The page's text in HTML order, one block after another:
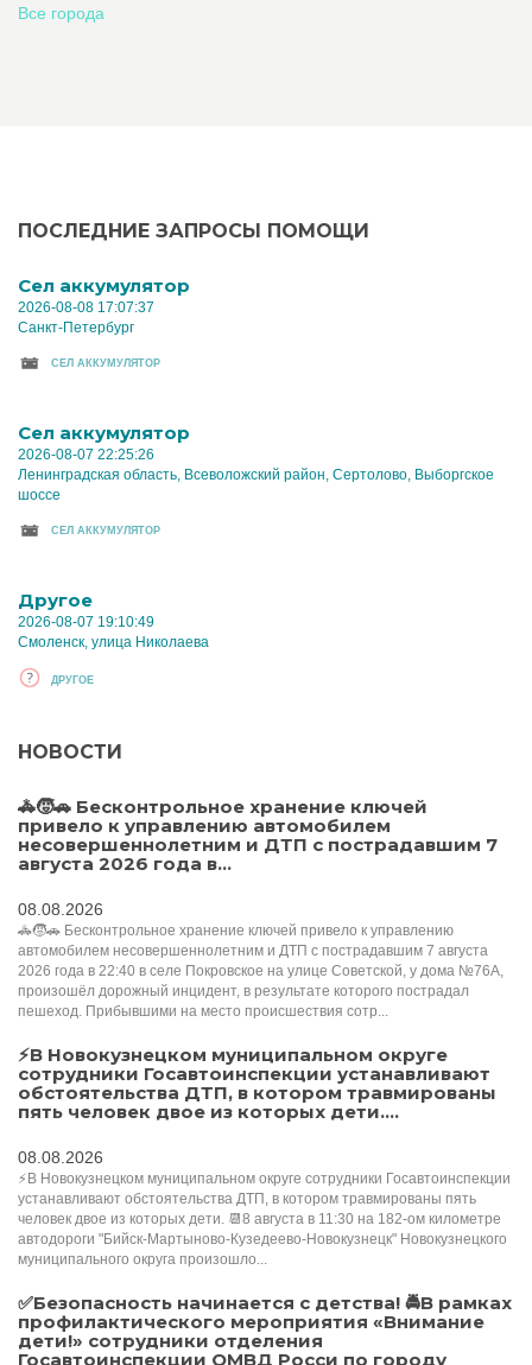
Все города
ПОСЛЕДНИЕ ЗАПРОСЫ ПОМОЩИ
Cел аккумулятор
2026-08-08 17:07:37
Санкт-Петербург
CЕЛ АККУМУЛЯТОР
Cел аккумулятор
2026-08-07 22:25:26
Ленинградская область, Всеволожский район, Сертолово, Выборгское
шоссе
CЕЛ АККУМУЛЯТОР
Другое
2026-08-07 19:10:49
Смоленск, улица Николаева
ДРУГОЕ
НОВОСТИ
🚓🧒🚗 Бесконтрольное хранение ключей
привело к управлению автомобилем
несовершеннолетним и ДТП с пострадавшим 7
августа 2026 года в...
08.08.2026
🚓🧒🚗 Бесконтрольное хранение ключей привело к управлению
автомобилем несовершеннолетним и ДТП с пострадавшим 7 августа
2026 года в 22:40 в селе Покровское на улице Советской, у дома №76А,
произошёл дорожный инцидент, в результате которого пострадал
пешеход. Прибывшими на место происшествия сотр...
⚡️В Новокузнецком муниципальном округе
сотрудники Госавтоинспекции устанавливают
обстоятельства ДТП, в котором травмированы
пять человек двое из которых дети....
08.08.2026
⚡️В Новокузнецком муниципальном округе сотрудники Госавтоинспекции
устанавливают обстоятельства ДТП, в котором травмированы пять
человек двое из которых дети. 📆8 августа в 11:30 на 182-ом километре
автодороги "Бийск-Мартыново-Кузедеево-Новокузнецк" Новокузнецкого
муниципального округа произошло...
✅Безопасность начинается с детства! 🚔В рамках
профилактического мероприятия «Внимание
дети!» сотрудники отделения
Госавтоинспекции ОМВД Росси по городу